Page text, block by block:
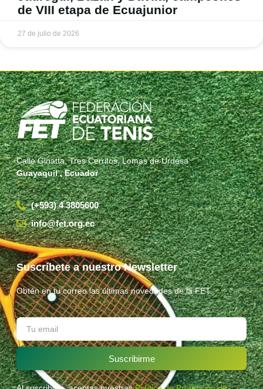
de VIII etapa de Ecuajunior
27 de julio de 2026
Calle Ginatta, Tres Cerritos, Lomas de Urdesa
Guayaquil , Ecuador
(+593) 4 3805600
info@fet.org.ec
Suscríbete a nuestro Newsletter
Obtén en tu correo las últimas novedades de la FET.
Suscribirme